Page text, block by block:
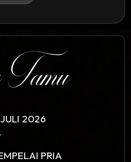
2026
PRIA